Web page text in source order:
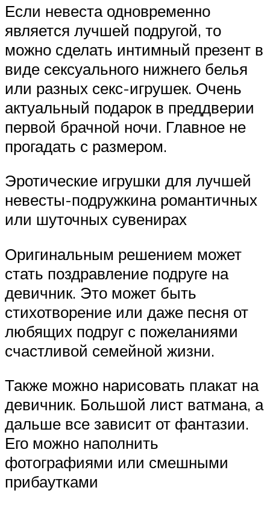
Если невеста одновременно
является лучшей подругой, то
можно сделать интимный презент в
виде сексуального нижнего белья
или разных секс-игрушек. Очень
актуальный подарок в преддверии
первой брачной ночи. Главное не
прогадать с размером.
Эротические игрушки для лучшей
невесты-подружкина романтичных
или шуточных сувенирах
Оригинальным решением может
стать поздравление подруге на
девичник. Это может быть
стихотворение или даже песня от
любящих подруг с пожеланиями
счастливой семейной жизни.
Также можно нарисовать плакат на
девичник. Большой лист ватмана, а
дальше все зависит от фантазии.
Его можно наполнить
фотографиями или смешными
прибаутками